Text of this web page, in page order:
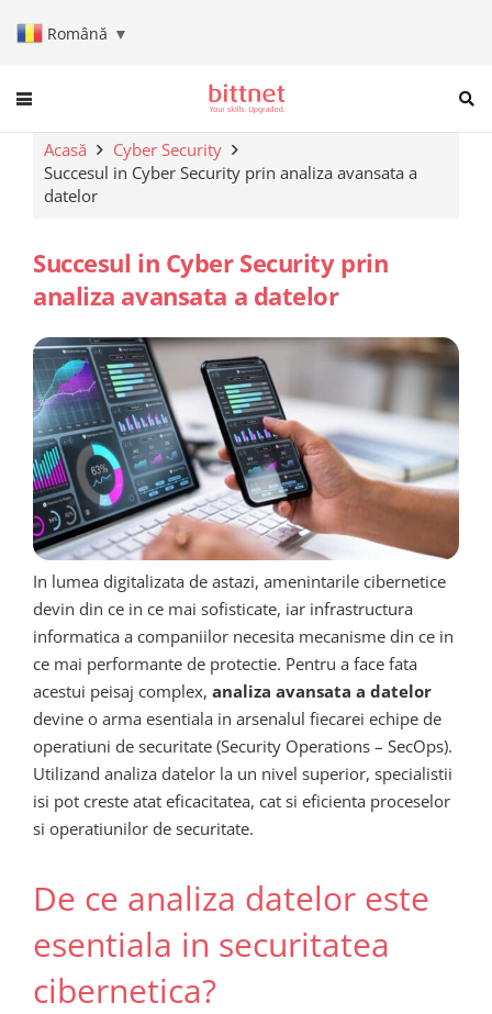
Română ▼
When autocomplete results
Acasă
Cyber Security
Succesul in Cyber Security prin analiza avansata a
datelor
Succesul in Cyber Security prin
analiza avansata a datelor
In lumea digitalizata de astazi, amenintarile cibernetice
devin din ce in ce mai sofisticate, iar infrastructura
informatica a companiilor necesita mecanisme din ce in
ce mai performante de protectie. Pentru a face fata
acestui peisaj complex, analiza avansata a datelor
devine o arma esentiala in arsenalul fiecarei echipe de
operatiuni de securitate (Security Operations – SecOps).
Utilizand analiza datelor la un nivel superior, specialistii
isi pot creste atat eficacitatea, cat si eficienta proceselor
si operatiunilor de securitate.
De ce analiza datelor este
esentiala in securitatea
cibernetica?